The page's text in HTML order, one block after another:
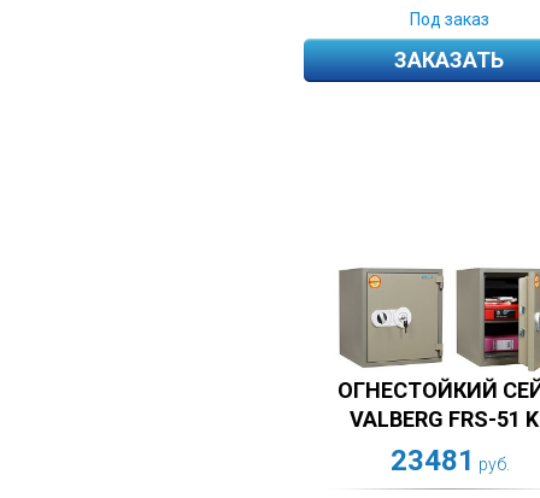
Под заказ
ЗАКАЗАТЬ
ОГНЕСТОЙКИЙ
VALBERG FRS-51
23481 руб.